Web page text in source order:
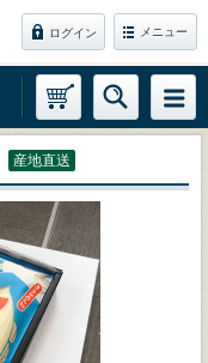
ログイン メニュー
産地直送